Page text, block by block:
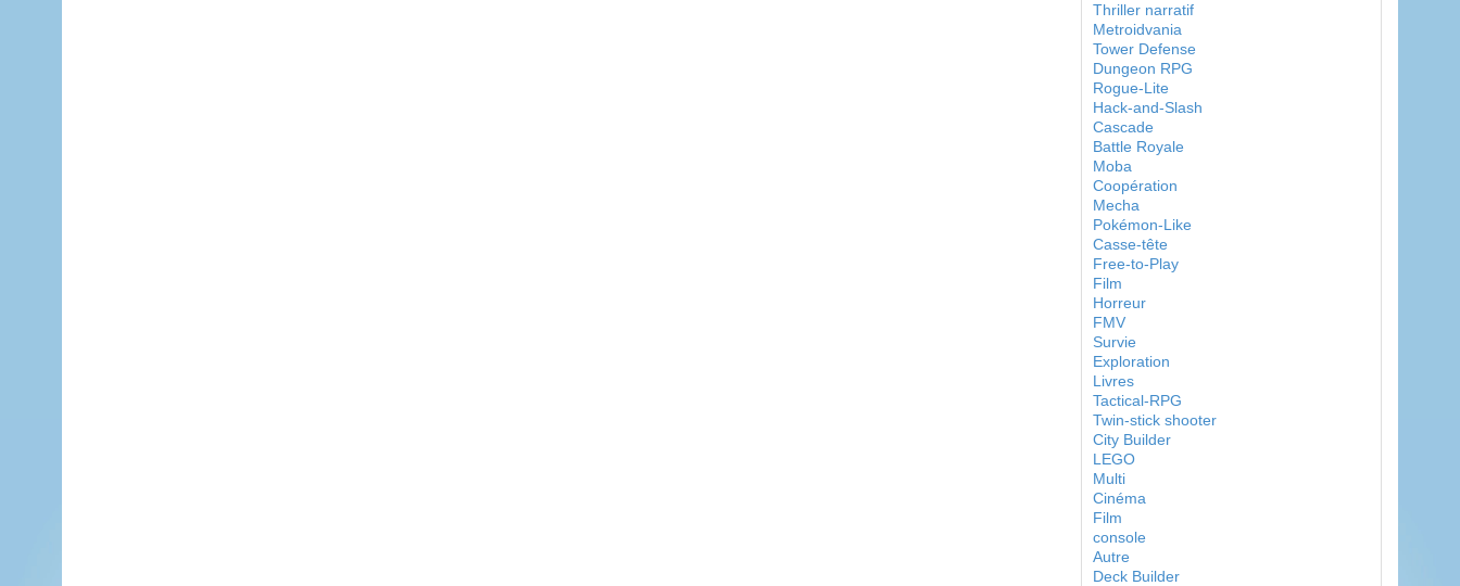
Thriller narratif
Metroidvania
Tower Defense
Dungeon RPG
Rogue-Lite
Hack-and-Slash
Cascade
Battle Royale
Moba
Coopération
Mecha
Pokémon-Like
Casse-tête
Free-to-Play
Film
Horreur
FMV
Survie
Exploration
Livres
Tactical-RPG
Twin-stick shooter
City Builder
LEGO
Multi
Cinéma
Film
console
Autre
Deck Builder